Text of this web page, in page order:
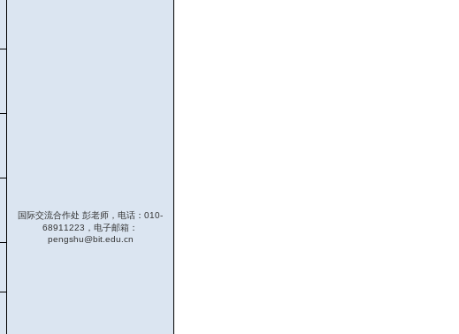
国际交流合作处 彭老师，电话：010-
68911223，电子邮箱：
pengshu@bit.edu.cn